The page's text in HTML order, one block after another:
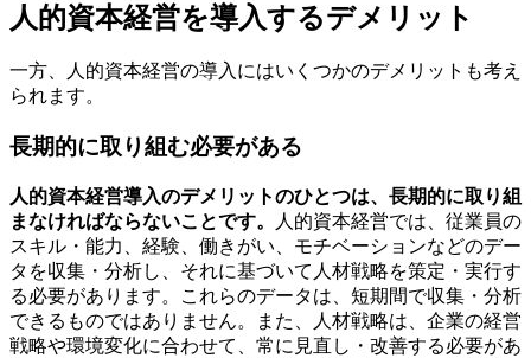
人的資本経営を導入するデメリット
一方、人的資本経営の導入にはいくつかのデメリットも考え
られます。
長期的に取り組む必要がある
人的資本経営導入のデメリットのひとつは、長期的に取り組
まなければならないことです。
人的資本経営では、従業員の
スキル・能力、経験、働きがい、モチベーションなどのデー
タを収集・分析し、それに基づいて人材戦略を策定・実行す
る必要があります。これらのデータは、短期間で収集・分析
できるものではありません。また、人材戦略は、企業の経営
戦略や環境変化に合わせて、常に見直し・改善する必要があ